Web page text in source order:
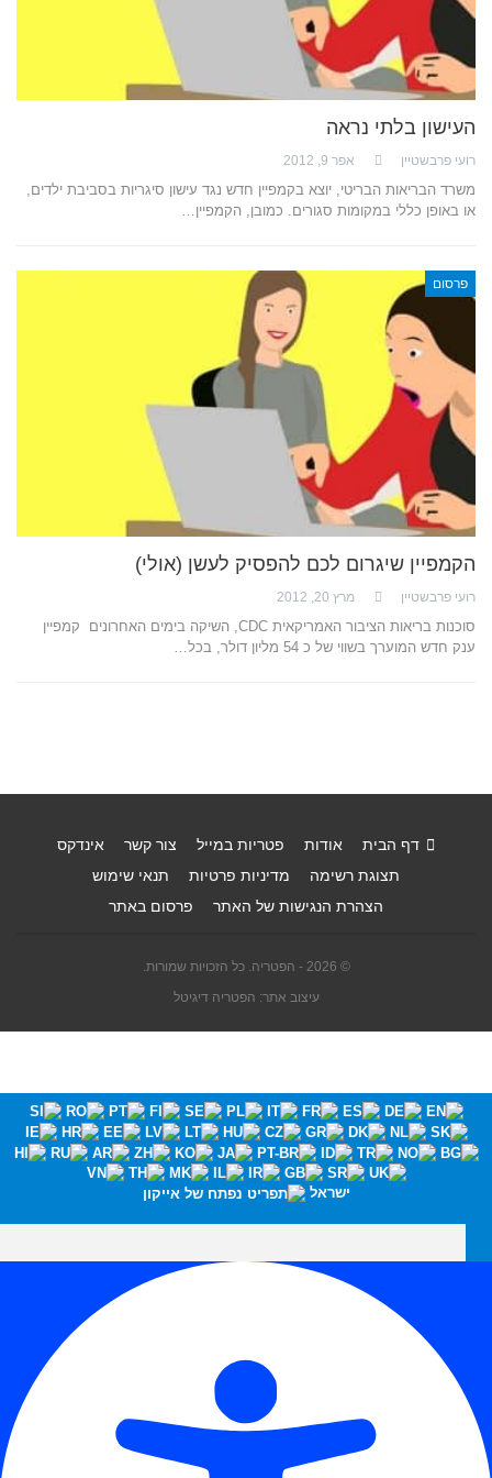
העישון בלתי נראה
רועי פרבשטיין אפר 9, 2012
משרד הבריאות הבריטי, יוצא בקמפיין חדש נגד עישון סיגריות בסביבת ילדים,
או באופן כללי במקומות סגורים. כמובן, הקמפיין…
פרסום
הקמפיין שיגרום לכם להפסיק לעשן (אולי)
רועי פרבשטיין מרץ 20, 2012
סוכנות בריאות הציבור האמריקאית CDC, השיקה בימים האחרונים קמפיין
ענק חדש המוערך בשווי של כ 54 מליון דולר, בכל…
דף הבית אודות פטריות במייל צור קשר
אינדקס
תצוגת רשימה
מדיניות פרטיות
תנאי שימוש
הצהרת הנגישות של האתר
פרסום באתר
© 2026 - הפטריה. כל הזכויות שמורות.
עיצוב אתר: הפטריה דיגיטל
ישראל